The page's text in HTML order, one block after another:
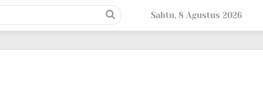
Sabtu, 8 Agustus 2026